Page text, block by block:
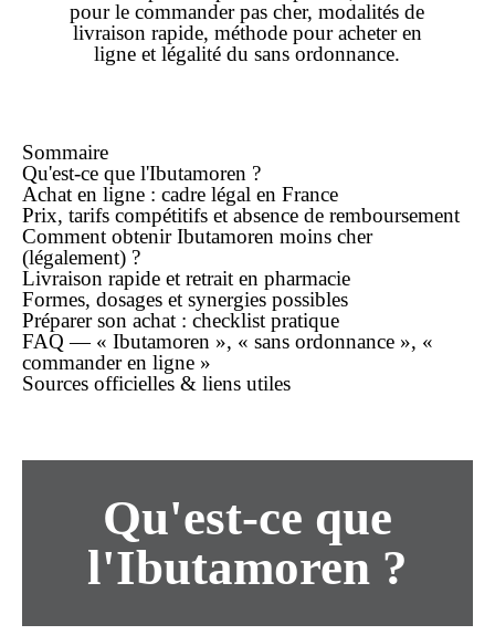
pour le commanderpas cher, modalités de
livraison rapide, méthode pouracheteren
ligne et légalité dusans ordonnance.
Sommaire
Qu'est-ce que l'Ibutamoren ?
Achat en ligne : cadre légal en France
Prix, tarifs compétitifs et absence de remboursement
Comment obtenir Ibutamoren moins cher
(légalement) ?
Livraison rapide et retrait en pharmacie
Formes, dosages et synergies possibles
Préparer son achat : checklist pratique
FAQ — « Ibutamoren », « sans ordonnance », «
commander en ligne »
Sources officielles & liens utiles
Qu'est-ce que
l'Ibutamoren ?